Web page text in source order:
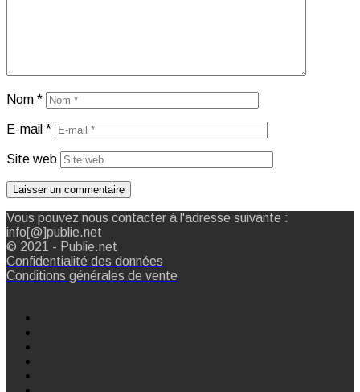
Nom *
E-mail *
Site web
Vous pouvez nous contacter à l'adresse suivante :
info[@]publie.net
© 2021 - Publie.net
Confidentialité des données
Conditions générales de vente